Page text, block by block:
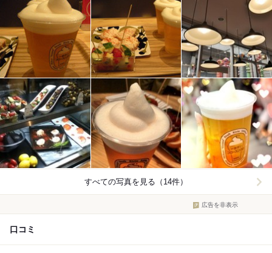
すべての写真を見る（14件）
広告を非表示
口コミ